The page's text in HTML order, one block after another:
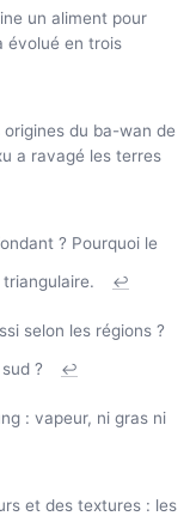
un aliment pour
évolué en trois
du ba-wan de
a ravagé les terres
? Pourquoi le
↩
selon les régions ?
?
↩
: vapeur, ni gras ni
et des textures : les